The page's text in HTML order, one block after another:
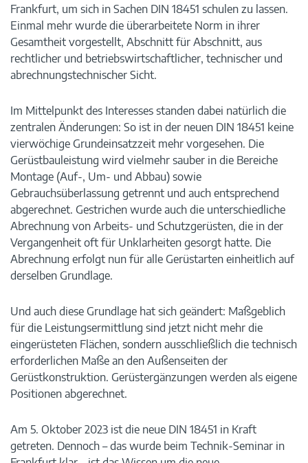
Frankfurt, um sich in Sachen DIN 18451 schulen zu lassen.
Einmal mehr wurde die überarbeitete Norm in ihrer
Gesamtheit vorgestellt, Abschnitt für Abschnitt, aus
rechtlicher und betriebswirtschaftlicher, technischer und
abrechnungstechnischer Sicht.
Im Mittelpunkt des Interesses standen dabei natürlich die
zentralen Änderungen: So ist in der neuen DIN 18451 keine
vierwöchige Grundeinsatzzeit mehr vorgesehen. Die
Gerüstbauleistung wird vielmehr sauber in die Bereiche
Montage (Auf-, Um- und Abbau) sowie
Gebrauchsüberlassung getrennt und auch entsprechend
abgerechnet. Gestrichen wurde auch die unterschiedliche
Abrechnung von Arbeits- und Schutzgerüsten, die in der
Vergangenheit oft für Unklarheiten gesorgt hatte. Die
Abrechnung erfolgt nun für alle Gerüstarten einheitlich auf
derselben Grundlage.
Und auch diese Grundlage hat sich geändert: Maßgeblich
für die Leistungsermittlung sind jetzt nicht mehr die
eingerüsteten Flächen, sondern ausschließlich die technisch
erforderlichen Maße an den Außenseiten der
Gerüstkonstruktion. Gerüstergänzungen werden als eigene
Positionen abgerechnet.
Am 5. Oktober 2023 ist die neue DIN 18451 in Kraft
getreten. Dennoch – das wurde beim Technik-Seminar in